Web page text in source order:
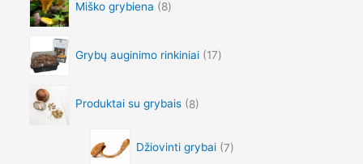
,
0
0
r
g
8
.
Miško grybiena 8
Grybų auginimo rinkiniai 17
Produktai su grybais 8
Džiovinti grybai 7